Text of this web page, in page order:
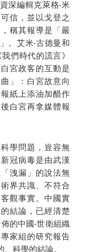
深編輯克萊格·米
信，並以戈登之
稱其報導是「嚴
。艾米·古德曼和
們時代的謊言》
宮政客的互動是
」：白宮故意向
紙上添油加醋作
白宮再拿媒體報
學問題，豈容無
冠病毒是由武漢
洩漏」的說法無
界共識、不符合
觀事實。中國實
結論，已經清楚
的中國-世衛組織
家組的研究報告
科學的結論。